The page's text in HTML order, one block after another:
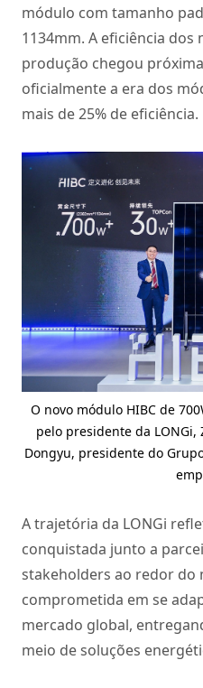
módulo com tamanho
1134mm. A eficiência dos
produção chegou
oficialmente a era dos
mais de 25% de eficiência.
O novo módulo HIBC de
pelo presidente da LONGi,
Dongyu, presidente do
A trajetória da LONGi
conquistada junto a
stakeholders ao redor do
comprometida em se
mercado global,
meio de soluções